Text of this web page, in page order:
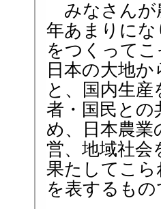
みなさんが
年あまりに
をつくって
日本の大地
と、国内生
者・国民との
め、日本農業
営、地域社
果たしてこ
を表するも